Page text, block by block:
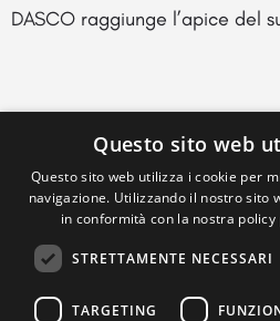
DASCO raggiunge l’apice del
Questo sito web
Questo sito web utilizza i cookie per
navigazione. Utilizzando il nostro sito
in conformità con la nostra policy
STRETTAMENTE NECESSARI
TARGETING